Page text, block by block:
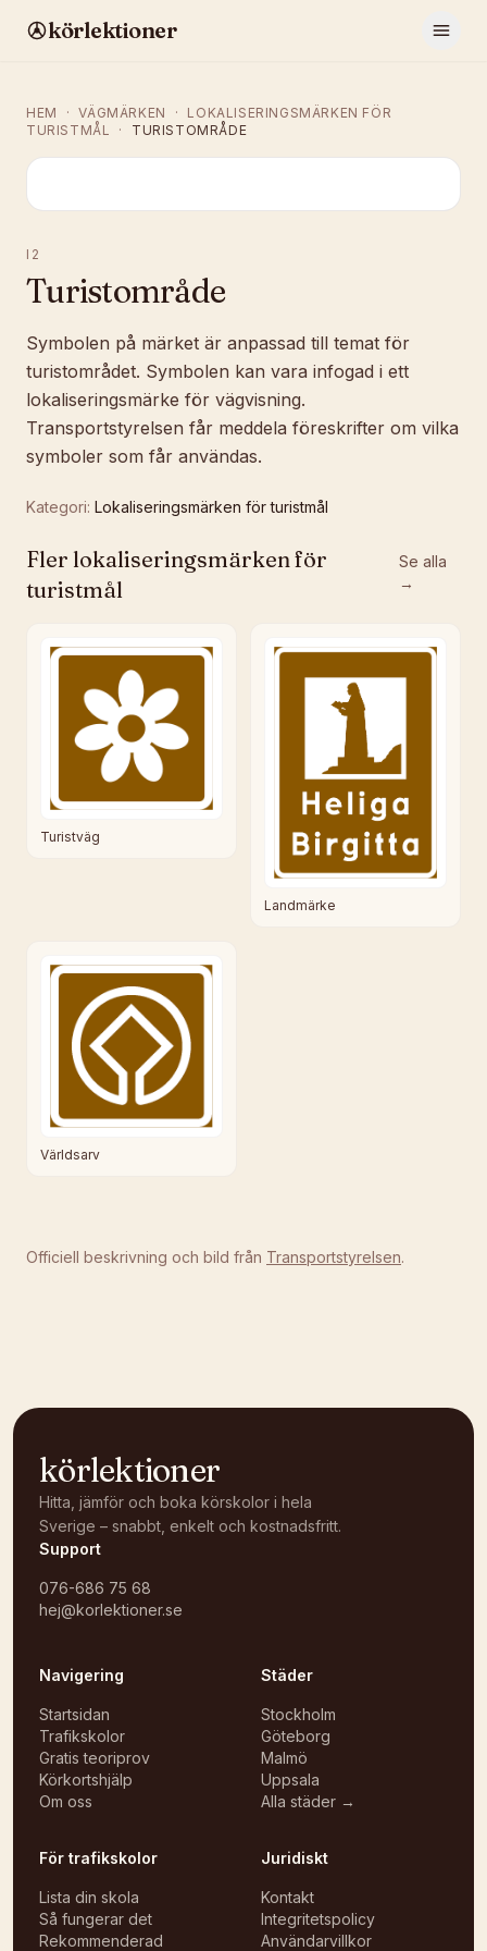
körlektioner
HEM · VÄGMÄRKEN ·
LOKALISERINGSMÄRKEN FÖR
TURISTMÅL
· TURISTOMRÅDE
I2
Turistområde
Symbolen på märket är anpassad till temat för
turistområdet. Symbolen kan vara infogad i ett
lokaliseringsmärke för vägvisning.
Transportstyrelsen får meddela föreskrifter om vilka
symboler som får användas.
Kategori: Lokaliseringsmärken för turistmål
Fler lokaliseringsmärken för
turistmål
Se alla
→
Turistväg
Landmärke
Världsarv
Officiell beskrivning och bild från Transportstyrelsen.
körlektioner
Hitta, jämför och boka körskolor i hela
Sverige – snabbt, enkelt och kostnadsfritt.
Support
076-686 75 68
hej@korlektioner.se
Navigering
Startsidan
Trafikskolor
Gratis teoriprov
Körkortshjälp
Om oss
Städer
Stockholm
Göteborg
Malmö
Uppsala
Alla städer →
För trafikskolor
Lista din skola
Så fungerar det
Rekommenderad
Juridiskt
Kontakt
Integritetspolicy
Användarvillkor